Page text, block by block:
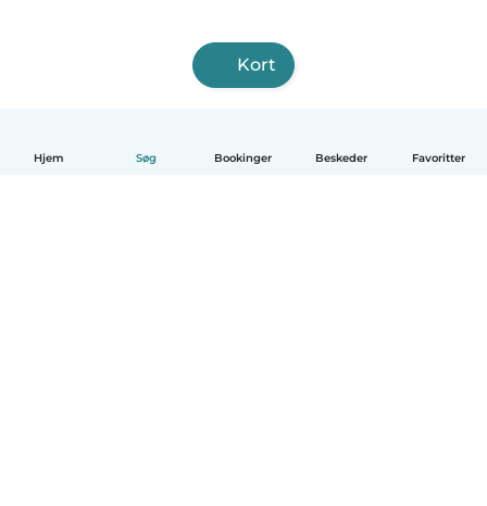
Hjem Søg Bookinger Beskeder Favoritter
Kort